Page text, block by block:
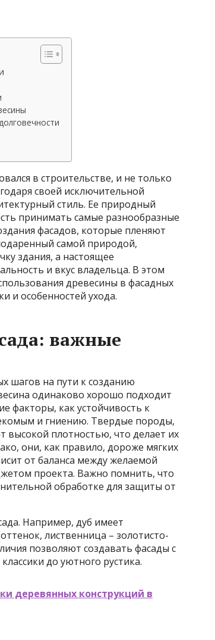
в строительстве, и не только
своей исключительной
стиль. Ее природный
принимать самые разнообразные
фасадов, которые пленяют
самой природой,
здания, а настоящее
и вкус владельца. В этом
древесины в фасадных
и особенностей ухода.
важные
шагов на пути к созданию
одинаково хорошо подходит
факторы, как устойчивость к
и гниению. Твердые породы,
высокой плотностью, что делает их
они, как правило, дороже мягких
от баланса между желаемой
проекта. Важно помнить, что
обработке для защиты от
Например, дуб имеет
лиственница – золотисто-
позволяют создавать фасады с
до уютного рустика.
деревянных конструкций в